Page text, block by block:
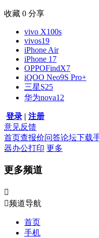
收藏 0 分享
vivo X100s
vivos19
iPhone Air
iPhone 17
OPPOFindX7
iQOO Neo9S Pro+
三星S25
华为nova12
登录 | 注册
意见反馈
首页查报价问答论坛下载
器办公打印 更多
更多频道

频道导航
首页
手机